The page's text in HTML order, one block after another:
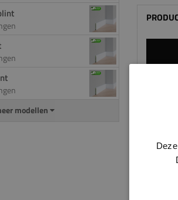
modellen